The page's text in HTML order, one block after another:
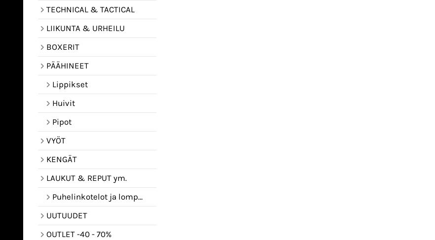
TECHNICAL & TACTICAL
LIIKUNTA & URHEILU
BOXERIT
PÄÄHINEET
Lippikset
Huivit
Pipot
VYÖT
KENGÄT
LAUKUT & REPUT ym.
Puhelinkotelot ja lompakot
UUTUUDET
OUTLET -40 - 70%